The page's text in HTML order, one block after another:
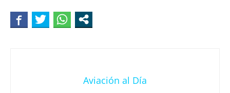
Aviación al Día